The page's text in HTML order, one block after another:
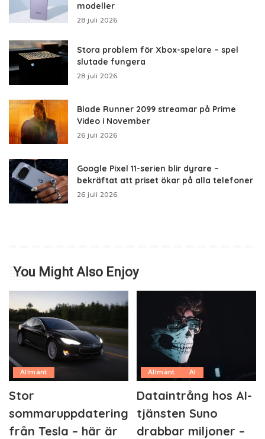
modeller
28 juli 2026
Stora problem för Xbox-spelare – spel
slutade fungera
28 juli 2026
Blade Runner 2099 streamar på Prime
Video i November
26 juli 2026
Google Pixel 11-serien blir dyrare –
bekräftat att priset ökar på alla telefoner
26 juli 2026
You Might Also Enjoy
Allmänt
Stor
sommaruppdatering
från Tesla – här är
Allmänt AI
Dataintrång hos AI-
tjänsten Suno
drabbar miljoner –